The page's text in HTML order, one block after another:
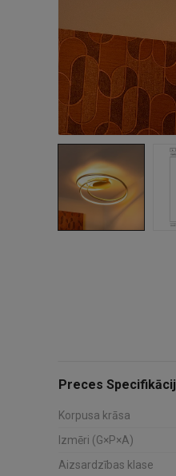
Preces
Korpusa krāsa
Izmēri (G×P×A)
Aizsardzības klase